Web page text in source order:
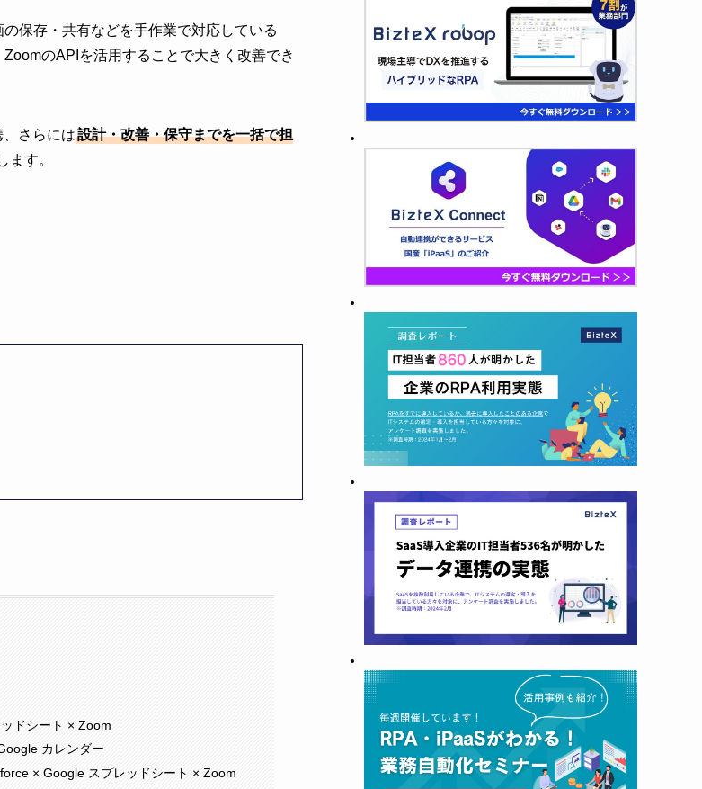
保存・共有などを手作業で対応している
のAPIを活用することで大きく改善でき
さらには設計・改善・保守までを一括で担
ます。
ドシート × Zoom
カレンダー
× Google スプレッドシート × Zoom